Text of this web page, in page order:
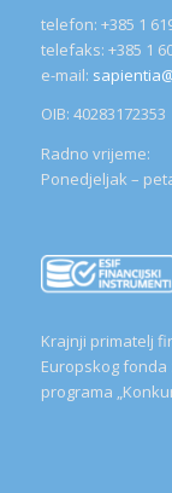
telefon: +385 1
telefaks: +385 1
e-mail:
OIB: 40283172353
Radno vrijeme:
Ponedjeljak –
Krajnji primatelj
Europskog
programa